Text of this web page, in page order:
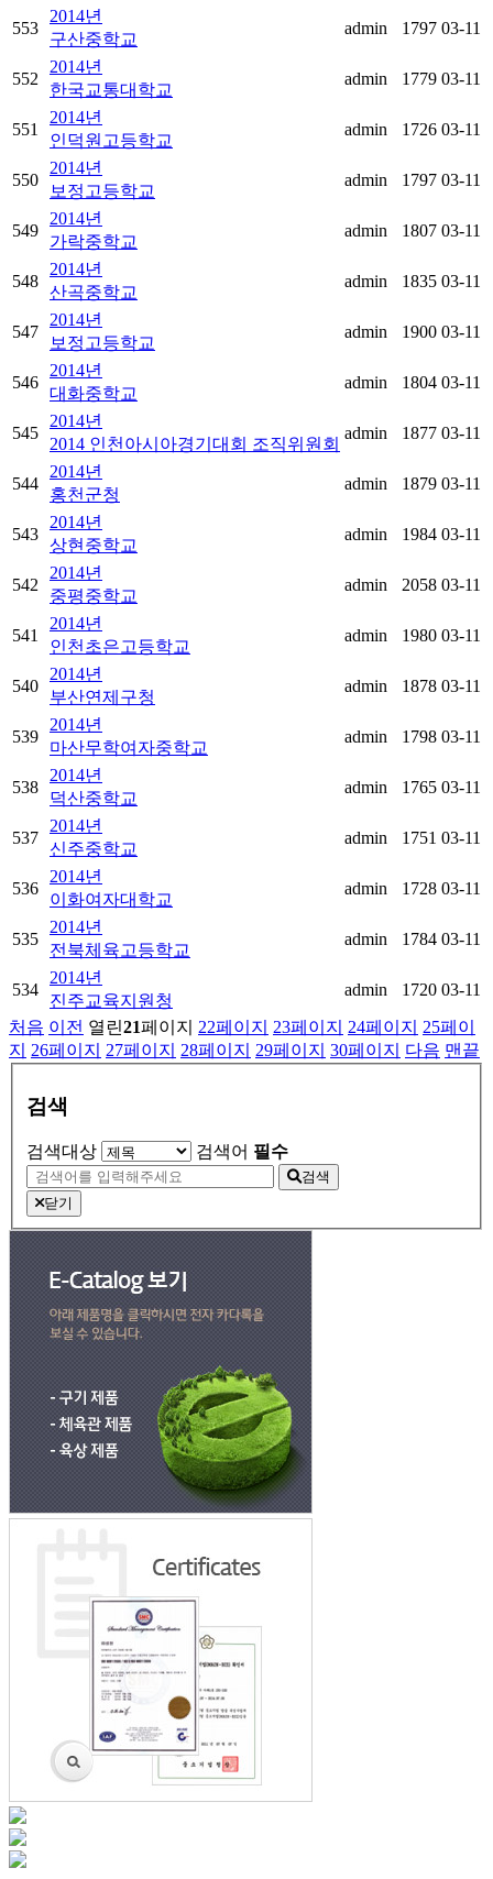
553
2014년
구산중학교
admin 1797 03-11
552
2014년
한국교통대학교
admin 1779 03-11
551
2014년
인덕원고등학교
admin 1726 03-11
550
2014년
보정고등학교
admin 1797 03-11
549
2014년
가락중학교
admin 1807 03-11
548
2014년
산곡중학교
admin 1835 03-11
547
2014년
보정고등학교
admin 1900 03-11
546
2014년
대화중학교
admin 1804 03-11
545
2014년
2014 인천아시아경기대회 조직위원회
admin 1877 03-11
544
2014년
홍천군청
admin 1879 03-11
543
2014년
상현중학교
admin 1984 03-11
542
2014년
중평중학교
admin 2058 03-11
541
2014년
인천초은고등학교
admin 1980 03-11
540
2014년
부산연제구청
admin 1878 03-11
539
2014년
마산무학여자중학교
admin 1798 03-11
538
2014년
덕산중학교
admin 1765 03-11
537
2014년
신주중학교
admin 1751 03-11
536
2014년
이화여자대학교
admin 1728 03-11
535
2014년
전북체육고등학교
admin 1784 03-11
534
2014년
진주교육지원청
admin 1720 03-11
처음 이전 열린21페이지 22페이지 23페이지 24페이지 25페이
지
26페이지 27페이지 28페이지 29페이지 30페이지 다음 맨끝
검색
검색대상 검색어 필수
검색
닫기